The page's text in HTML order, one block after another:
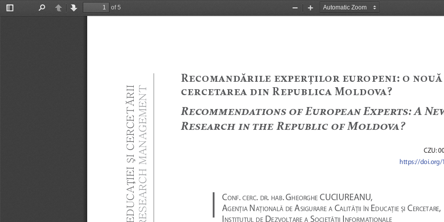
Toggle
PreviousNext
of 5
Zoom
Zoom
ݬ
G
ݨ
p
RĊĈĔĒĆēĉĦėĎđĊ ĊĝĕĊėūĎđĔė ĊĚėĔĕĊēĎ: Ĕ ēĔĚĦ
ĈĊėĈĊęĆėĊĆ ĉĎē RĊĕĚćđĎĈĆ MĔđĉĔěĆ?
RĊĈĔĒĒĊēĉĆęĎĔēĘ Ĕċ EĚėĔĕĊĆē EĝĕĊėęĘ: A N
RĊĘĊĆėĈč Ďē ęčĊ RĊĕĚćđĎĈ Ĕċ MĔđĉĔěĆ?
CZU:
https://doi.org/
CONF. CERC. DR. HAB.GHEORGHE CUCIUREANU,
AGENŢIA NAŢIONALĂ DE ASIGURARE A CALITĂŢII ÎN EDUCAŢIE ȘI CERCETARE,
I NSTITUTUL DE DEZVOLTARE A SOCIETĂŢII I NFORMAŢIONALE